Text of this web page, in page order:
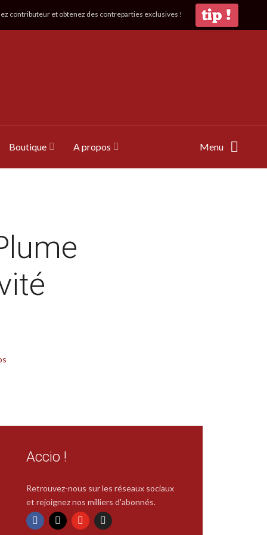
contributeur et obtenez des contreparties exclusives !
Boutique A propos Menu
Accio !
Retrouvez-nous sur les réseaux sociaux
et rejoignez nos milliers d'abonnés.